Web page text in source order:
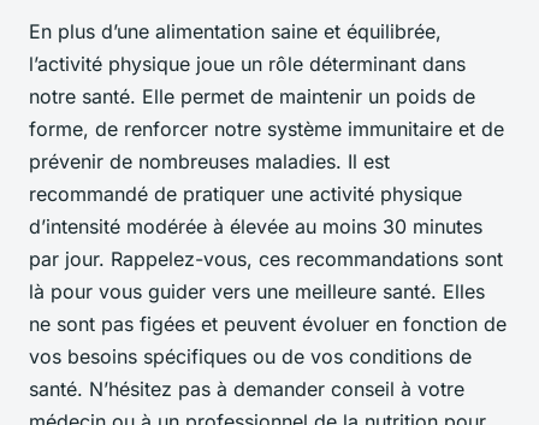
En plus d’une alimentation saine et équilibrée,
l’activité physique joue un rôle déterminant dans
notre santé. Elle permet de maintenir un poids de
forme, de renforcer notre système immunitaire et de
prévenir de nombreuses maladies. Il est
recommandé de pratiquer une activité physique
d’intensité modérée à élevée au moins 30 minutes
par jour. Rappelez-vous, ces recommandations sont
là pour vous guider vers une meilleure santé. Elles
ne sont pas figées et peuvent évoluer en fonction de
vos besoins spécifiques ou de vos conditions de
santé. N’hésitez pas à demander conseil à votre